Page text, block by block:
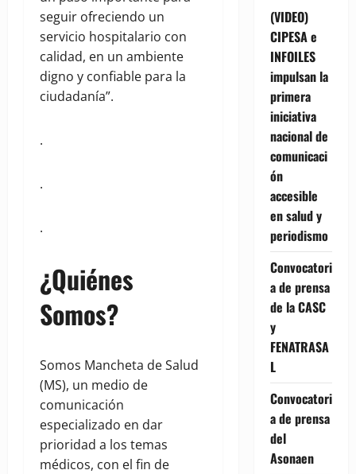
seguir ofreciendo un
servicio hospitalario con
calidad, en un ambiente
digno y confiable para la
ciudadanía”.
.
.
.
¿Quiénes
Somos?
Somos Mancheta de Salud
(MS), un medio de
comunicación
especializado en dar
prioridad a los temas
médicos, con el fin de
(VIDEO)
CIPESA e
INFOILES
impulsan la
primera
iniciativa
nacional de
comunicaci
ón
accesible
en salud y
periodismo
Convocatori
a de prensa
de la CASC
y
FENATRASA
L
Convocatori
a de prensa
del
Asonaen